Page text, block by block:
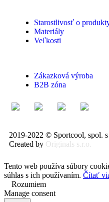
Starostlivosť o
Materiály
Veľkosti
Zákazková výroba
B2B zóna
2019-2022 © Sportcool, spol.
Created by Originals s.r.o.
Tento web používa súbory
súhlas s ich používaním. Čítať
Rozumiem
Manage consent